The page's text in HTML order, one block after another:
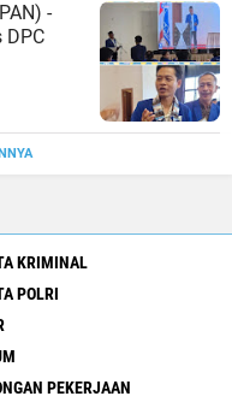
-
DPC
KRIMINAL
POLRI
PEKERJAAN